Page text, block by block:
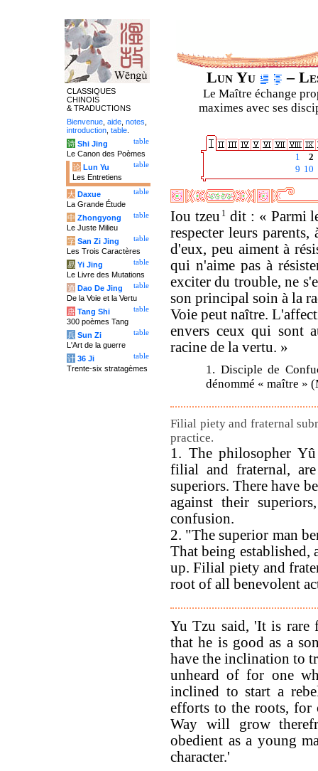
Lun Yu –
Le Maître échange
maximes avec ses
1
2
9 10
Iou tzeu 1dit : « Parmi
respecter leurs
d'eux, peu aiment à
qui n'aime pas à
exciter du trouble, ne
son principal soin à la
Voie peut naître.
envers ceux qui sont
racine de la vertu. »
1. Disciple de
dénommé « maître »
Filial piety and fraternal
practice.
1. The philosopher
filial and fraternal,
superiors. There have
against their
confusion.
2. "The superior man
That being established,
up. Filial piety and
root of all benevolent
Yu Tzu said, 'It is rare
that he is good as a
have the inclination to
unheard of for one
inclined to start a
efforts to the roots, for
Way will grow
obedient as a young
character.'
CLASSIQUES
CHINOIS
& TRADUCTIONS
Bienvenue aide notes
introduction table
table
诗 Shi Jing
Le Canon des Poèmes
table
论 Lun Yu
Les Entretiens
table
大 Daxue
La Grande Étude
table
中 Zhongyong
Le Juste Milieu
table
字 San Zi Jing
Les Trois Caractères
table
易 Yi Jing
Le Livre des Mutations
table
道 Dao De Jing
De la Voie et la Vertu
table
唐 Tang Shi
300 poèmes Tang
table
兵 Sun Zi
L'Art de la guerre
table
计 36 Ji
Trente-six stratagèmes